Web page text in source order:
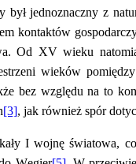
był jednoznaczny z
kontaktów
Od XV wieku
wieków
bez względu na to
[3], jak również spór
I wojnę światowa,